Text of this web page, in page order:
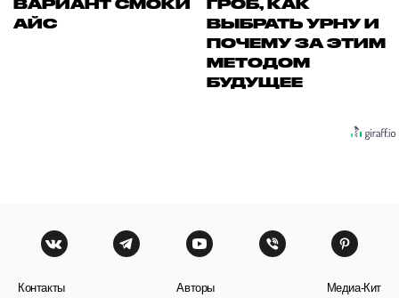
ВАРИАНТ СМОКИ
АЙС
ГРОБ, КАК
ВЫБРАТЬ УРНУ И
ПОЧЕМУ ЗА ЭТИМ
МЕТОДОМ
БУДУЩЕЕ
Контакты Авторы Медиа-Кит